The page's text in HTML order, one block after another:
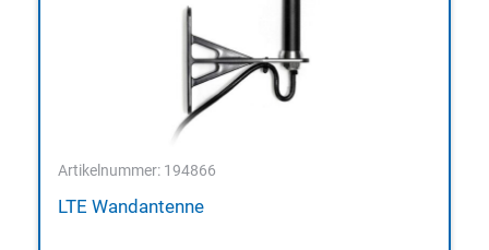
Artikelnummer: 194866
LTE Wandantenne